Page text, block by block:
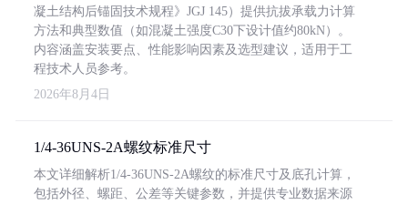
凝土结构后锚固技术规程》JGJ 145）提供抗拔承载力计算
方法和典型数值（如混凝土强度C30下设计值约80kN）。
内容涵盖安装要点、性能影响因素及选型建议，适用于工
程技术人员参考。
2026年8月4日
1/4-36UNS-2A螺纹标准尺寸
本文详细解析1/4-36UNS-2A螺纹的标准尺寸及底孔计算，
包括外径、螺距、公差等关键参数，并提供专业数据来源